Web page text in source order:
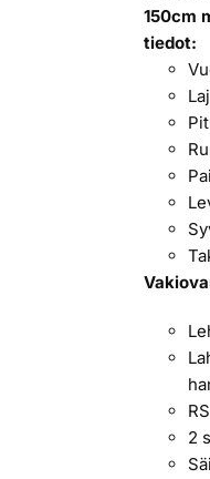
150cm
tiedot:
2